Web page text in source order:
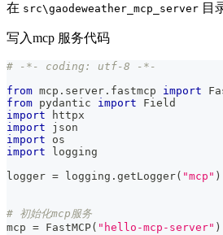
在 src\gaodeweather_mcp_server 目
写入mcp 服务代码
# -*- coding: utf-8 -*-
from mcp . server . fastmcp import
from pydantic import Field
import httpx
import json
import os
import logging
logger = logging . getLogger( "mcp" )
# 初始化mcp服务
mcp = FastMCP( "hello-mcp-server" )